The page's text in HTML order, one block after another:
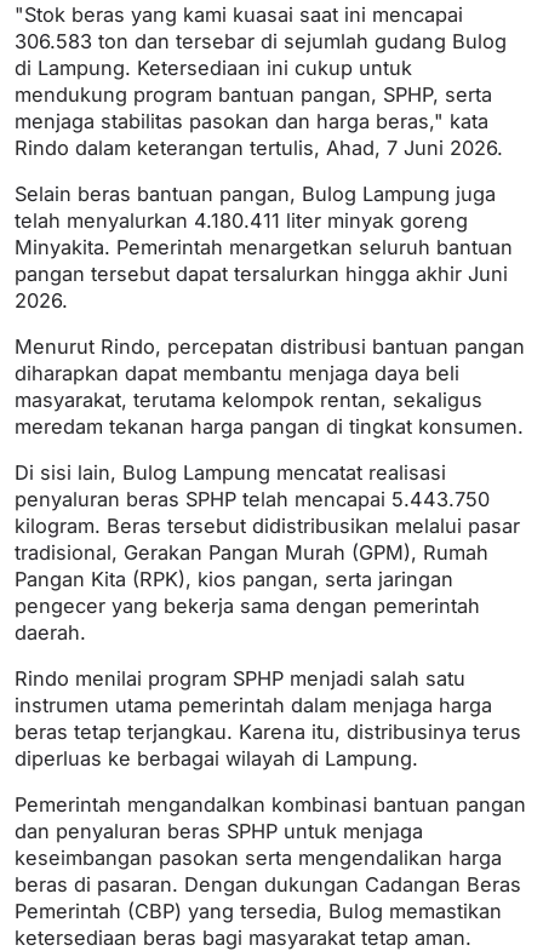
"Stok beras yang kami kuasai saat ini mencapai
306.583 ton dan tersebar di sejumlah gudang Bulog
di Lampung. Ketersediaan ini cukup untuk
mendukung program bantuan pangan, SPHP, serta
menjaga stabilitas pasokan dan harga beras," kata
Rindo dalam keterangan tertulis, Ahad, 7 Juni 2026.
Selain beras bantuan pangan, Bulog Lampung juga
telah menyalurkan 4.180.411 liter minyak goreng
Minyakita. Pemerintah menargetkan seluruh bantuan
pangan tersebut dapat tersalurkan hingga akhir Juni
2026.
Menurut Rindo, percepatan distribusi bantuan pangan
diharapkan dapat membantu menjaga daya beli
masyarakat, terutama kelompok rentan, sekaligus
meredam tekanan harga pangan di tingkat konsumen.
Di sisi lain, Bulog Lampung mencatat realisasi
penyaluran beras SPHP telah mencapai 5.443.750
kilogram. Beras tersebut didistribusikan melalui pasar
tradisional, Gerakan Pangan Murah (GPM), Rumah
Pangan Kita (RPK), kios pangan, serta jaringan
pengecer yang bekerja sama dengan pemerintah
daerah.
Rindo menilai program SPHP menjadi salah satu
instrumen utama pemerintah dalam menjaga harga
beras tetap terjangkau. Karena itu, distribusinya terus
diperluas ke berbagai wilayah di Lampung.
Pemerintah mengandalkan kombinasi bantuan pangan
dan penyaluran beras SPHP untuk menjaga
keseimbangan pasokan serta mengendalikan harga
beras di pasaran. Dengan dukungan Cadangan Beras
Pemerintah (CBP) yang tersedia, Bulog memastikan
ketersediaan beras bagi masyarakat tetap aman.